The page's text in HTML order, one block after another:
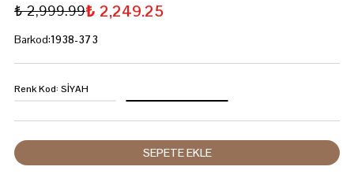
₺ 2,999.99₺ 2,249.25
Barkod:1938-373
Renk Kod: SİYAH
SEPETE EKLE